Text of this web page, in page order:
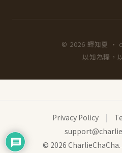
© 2026 蟬知夏 ·
以知為糧，
Privacy Policy |
© 2026